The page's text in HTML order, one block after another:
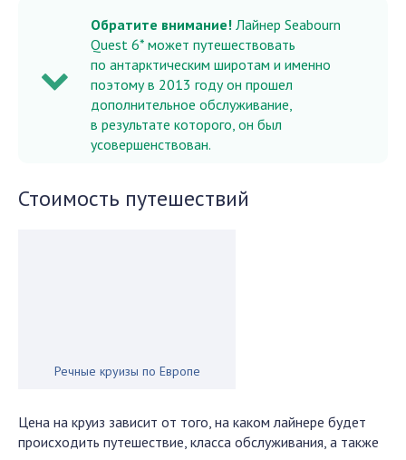
Обратите внимание! Лайнер Seabourn
Quest 6* может путешествовать
по антарктическим широтам и именно
поэтому в 2013 году он прошел
дополнительное обслуживание,
в результате которого, он был
усовершенствован.
Стоимость путешествий
Речные круизы по Европе
Цена на круиз зависит от того, на каком лайнере будет
происходить путешествие, класса обслуживания, а также